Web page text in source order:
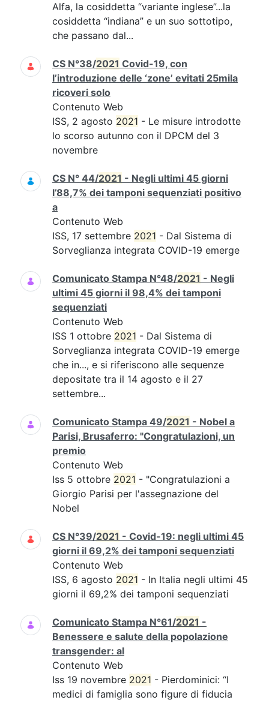
Alfa, la cosiddetta “variante inglese”...la
cosiddetta “indiana” e un suo sottotipo,
che passano dal...
CS N°38/2021 Covid-19, con
l’introduzione delle ‘zone’ evitati 25mila
ricoveri solo
Contenuto Web
ISS, 2 agosto 2021 - Le misure introdotte
lo scorso autunno con il DPCM del 3
novembre
CS N° 44/2021 - Negli ultimi 45 giorni
l’88,7% dei tamponi sequenziati positivo
a
Contenuto Web
ISS, 17 settembre 2021 - Dal Sistema di
Sorveglianza integrata COVID-19 emerge
Comunicato Stampa N°48/2021 - Negli
ultimi 45 giorni il 98,4% dei tamponi
sequenziati
Contenuto Web
ISS 1 ottobre 2021 - Dal Sistema di
Sorveglianza integrata COVID-19 emerge
che in..., e si riferiscono alle sequenze
depositate tra il 14 agosto e il 27
settembre...
Comunicato Stampa 49/2021 - Nobel a
Parisi, Brusaferro: "Congratulazioni, un
premio
Contenuto Web
Iss 5 ottobre 2021 - "Congratulazioni a
Giorgio Parisi per l'assegnazione del
Nobel
CS N°39/2021 - Covid-19: negli ultimi 45
giorni il 69,2% dei tamponi sequenziati
Contenuto Web
ISS, 6 agosto 2021 - In Italia negli ultimi 45
giorni il 69,2% dei tamponi sequenziati
Comunicato Stampa N°61/2021 -
Benessere e salute della popolazione
transgender: al
Contenuto Web
Iss 19 novembre 2021 - Pierdominici: “I
medici di famiglia sono figure di fiducia